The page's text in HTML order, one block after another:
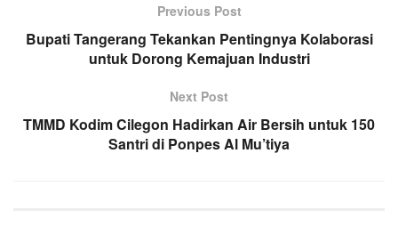
Previous Post
Bupati Tangerang Tekankan Pentingnya Kolaborasi
untuk Dorong Kemajuan Industri
Next Post
TMMD Kodim Cilegon Hadirkan Air Bersih untuk 150
Santri di Ponpes Al Mu’tiya